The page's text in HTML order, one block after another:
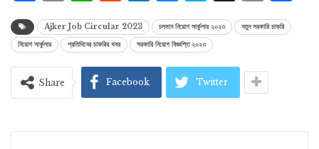
Link
Ajker Job Circular 2023 চলমান নিয়োগ সার্কুলার ২০২৩
নতুন সরকারি চাকরি
নিয়োগ সার্কুলার
প্রতিদিনের চাকরির খবর সরকারি নিয়োগ বিজ্ঞপ্তি ২০২৩
Share Facebook Twitter